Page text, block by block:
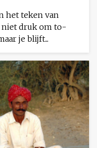
het teken van
niet druk om to-
je blijft...